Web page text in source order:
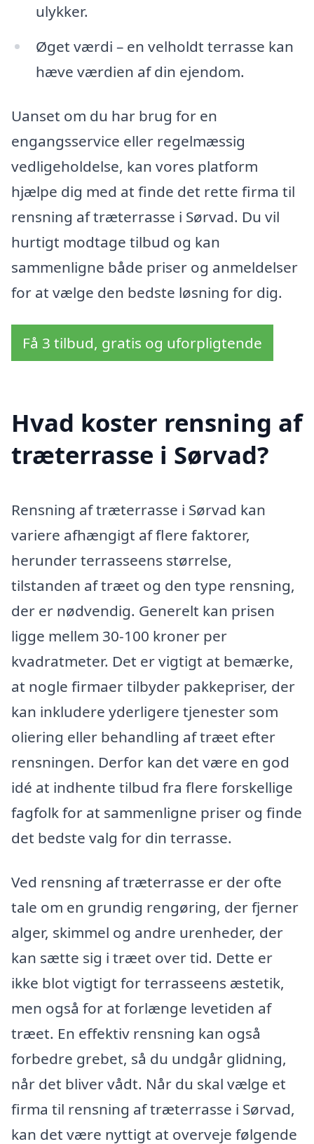
ulykker.
Øget værdi – en velholdt terrasse kan
hæve værdien af din ejendom.
Uanset om du har brug for en
engangsservice eller regelmæssig
vedligeholdelse, kan vores platform
hjælpe dig med at finde det rette firma til
rensning af træterrasse i Sørvad. Du vil
hurtigt modtage tilbud og kan
sammenligne både priser og anmeldelser
for at vælge den bedste løsning for dig.
Få 3 tilbud, gratis og uforpligtende
Hvad koster rensning af
træterrasse i Sørvad?
Rensning af træterrasse i Sørvad kan
variere afhængigt af flere faktorer,
herunder terrasseens størrelse,
tilstanden af træet og den type rensning,
der er nødvendig. Generelt kan prisen
ligge mellem 30-100 kroner per
kvadratmeter. Det er vigtigt at bemærke,
at nogle firmaer tilbyder pakkepriser, der
kan inkludere yderligere tjenester som
oliering eller behandling af træet efter
rensningen. Derfor kan det være en god
idé at indhente tilbud fra flere forskellige
fagfolk for at sammenligne priser og finde
det bedste valg for din terrasse.
Ved rensning af træterrasse er der ofte
tale om en grundig rengøring, der fjerner
alger, skimmel og andre urenheder, der
kan sætte sig i træet over tid. Dette er
ikke blot vigtigt for terrasseens æstetik,
men også for at forlænge levetiden af
træet. En effektiv rensning kan også
forbedre grebet, så du undgår glidning,
når det bliver vådt. Når du skal vælge et
firma til rensning af træterrasse i Sørvad,
kan det være nyttigt at overveje følgende